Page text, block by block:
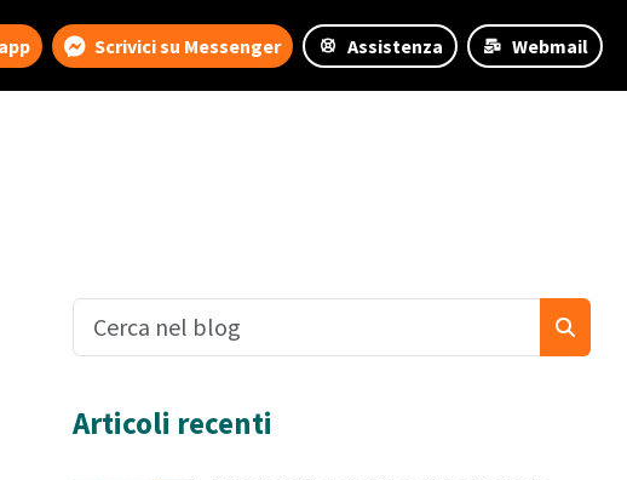
Scrivici su Messenger Assistenza Webmail
Articoli recenti